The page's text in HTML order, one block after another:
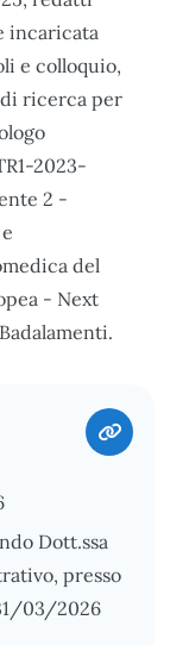
incaricata
e colloquio,
di ricerca per
2023-
2 -
del
- Next
Dott.ssa
presso
03/2026